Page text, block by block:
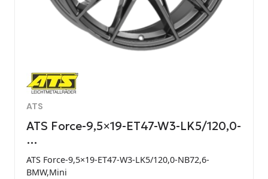
ATS
ATS Force-9,5×19-ET47-W3-LK5/120,0-
…
ATS Force-9,5×19-ET47-W3-LK5/120,0-NB72,6-
BMW,Mini